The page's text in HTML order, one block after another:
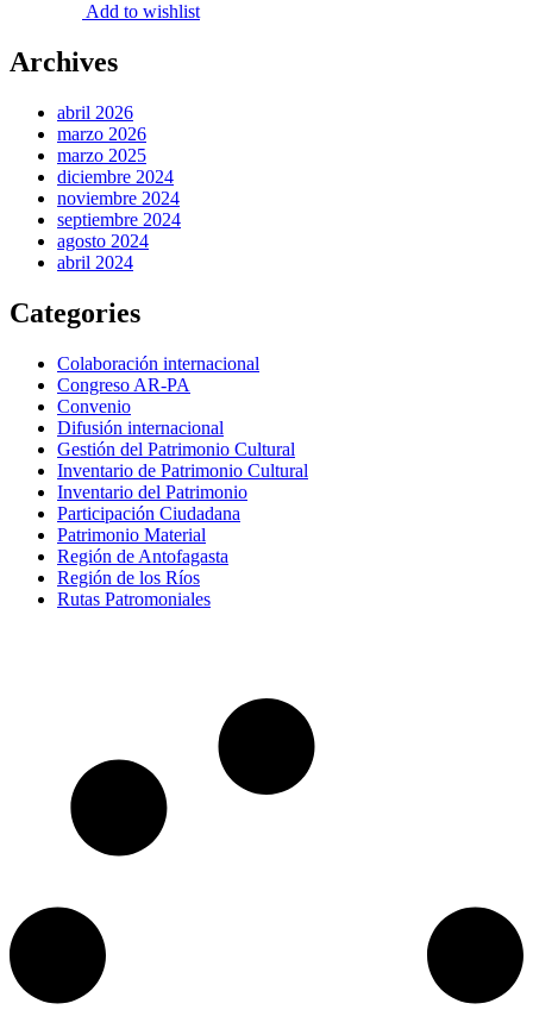
Add to wishlist
Archives
abril 2026
marzo 2026
marzo 2025
diciembre 2024
noviembre 2024
septiembre 2024
agosto 2024
abril 2024
Categories
Colaboración internacional
Congreso AR-PA
Convenio
Difusión internacional
Gestión del Patrimonio Cultural
Inventario de Patrimonio Cultural
Inventario del Patrimonio
Participación Ciudadana
Patrimonio Material
Región de Antofagasta
Región de los Ríos
Rutas Patromoniales